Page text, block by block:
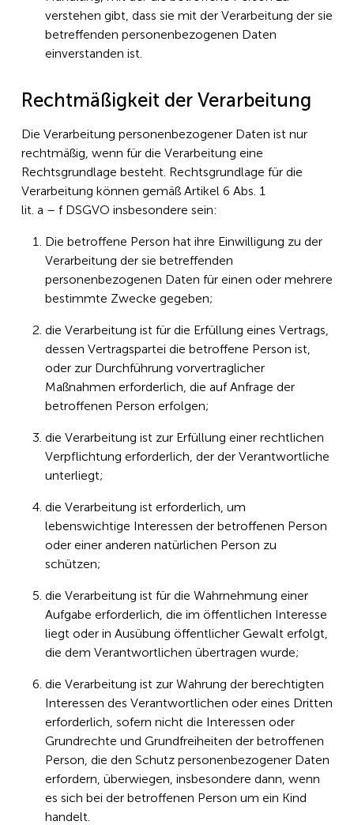
verstehen gibt, dass sie mit der Verarbeitung der sie
betreffenden personenbezogenen Daten
einverstanden ist.
Rechtmäßigkeit der Verarbeitung
Die Verarbeitung personenbezogener Daten ist nur
rechtmäßig, wenn für die Verarbeitung eine
Rechtsgrundlage besteht. Rechtsgrundlage für die
Verarbeitung können gemäß Artikel 6 Abs. 1
lit. a – f DSGVO insbesondere sein:
Die betroffene Person hat ihre Einwilligung zu der
Verarbeitung der sie betreffenden
personenbezogenen Daten für einen oder mehrere
bestimmte Zwecke gegeben;
die Verarbeitung ist für die Erfüllung eines Vertrags,
dessen Vertragspartei die betroffene Person ist,
oder zur Durchführung vorvertraglicher
Maßnahmen erforderlich, die auf Anfrage der
betroffenen Person erfolgen;
die Verarbeitung ist zur Erfüllung einer rechtlichen
Verpflichtung erforderlich, der der Verantwortliche
unterliegt;
die Verarbeitung ist erforderlich, um
lebenswichtige Interessen der betroffenen Person
oder einer anderen natürlichen Person zu
schützen;
die Verarbeitung ist für die Wahrnehmung einer
Aufgabe erforderlich, die im öffentlichen Interesse
liegt oder in Ausübung öffentlicher Gewalt erfolgt,
die dem Verantwortlichen übertragen wurde;
die Verarbeitung ist zur Wahrung der berechtigten
Interessen des Verantwortlichen oder eines Dritten
erforderlich, sofern nicht die Interessen oder
Grundrechte und Grundfreiheiten der betroffenen
Person, die den Schutz personenbezogener Daten
erfordern, überwiegen, insbesondere dann, wenn
es sich bei der betroffenen Person um ein Kind
handelt.